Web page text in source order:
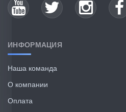
ИНФОРМАЦИЯ
Наша команда
О компании
Оплата